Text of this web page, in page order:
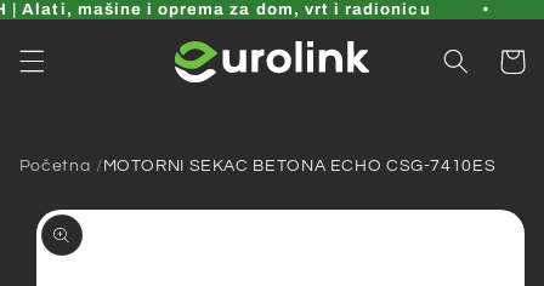
Pređi
sadržaj
Alati, mašine i oprema za dom, vrt i radionicu
Korpa
Početna MOTORNI SEKAC BETONA ECHO CSG-7410ES
informacije